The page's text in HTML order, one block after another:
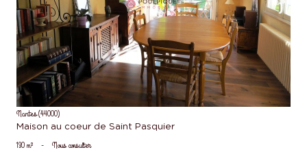
voir le bien
Nantes (44000)
Maison au coeur de Saint Pasquier
130 m²
- Nous consulter